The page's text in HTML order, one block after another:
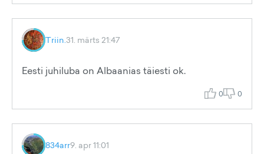
Triin.31. märts 21:47
Eesti juhiluba on Albaanias täiesti ok.
0 0
834arr9. apr 11:01